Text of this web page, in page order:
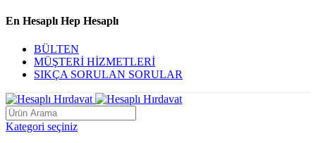
En Hesaplı Hep Hesaplı
BÜLTEN
MÜŞTERİ HİZMETLERİ
SIKÇA SORULAN SORULAR
Kategori seçiniz